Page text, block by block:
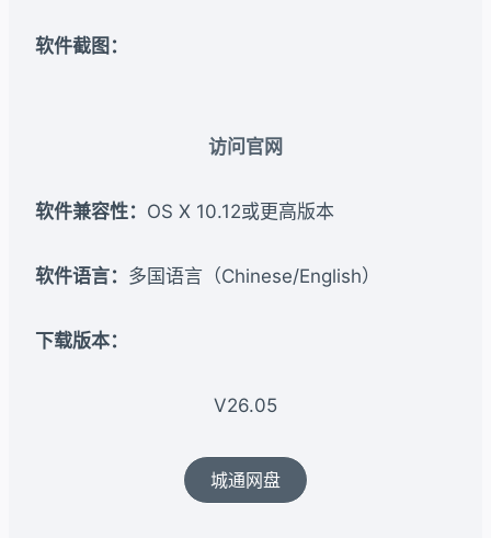
软件截图：
访问官网
软件兼容性： OS X 10.12或更高版本
软件语言： 多国语言（Chinese/English）
下载版本：​
V26.05
城通网盘